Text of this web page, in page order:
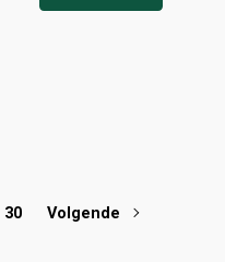
30 Volgende